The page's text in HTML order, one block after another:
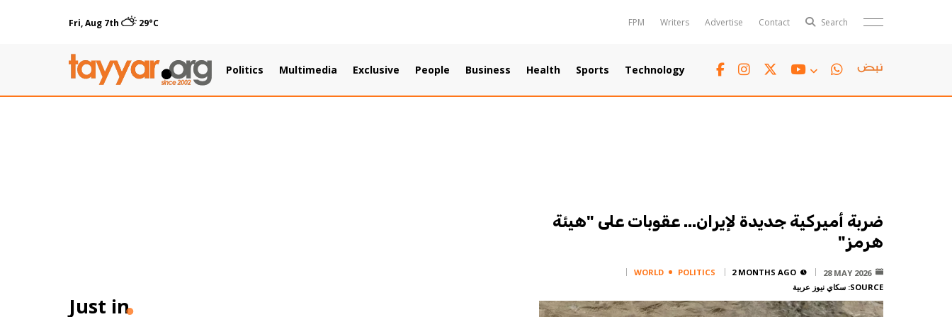
Fri, Aug 7th 29°C FPM Writers Advertise Contact Search
Polls
Politics Multimedia Exclusive People Business Health Sports Technology
TTV
ضربة أميركية جديدة لإيران... عقوبات على "هيئة
هرمز"
28 MAY 2026
2 MONTHS AGO
WORLD
POLITICS
SOURCE: سكاي نيوز عربية
Just in